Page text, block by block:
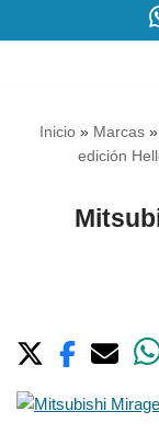
contenido
Inicio» Marcas»
edición